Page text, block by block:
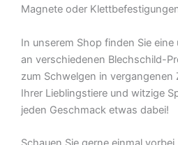
Magnete oder
In unserem Shop finden Sie
an verschiedenen Blechschild-
zum Schwelgen in vergangenen
Ihrer Lieblingstiere und witzige
jeden Geschmack etwas dabei!